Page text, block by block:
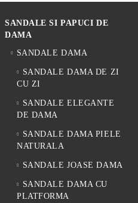
SANDALE SI PAPUCI DE
DAMA
SANDALE DAMA
SANDALE DAMA DE ZI
CU ZI
SANDALE ELEGANTE
DE DAMA
SANDALE DAMA PIELE
NATURALA
SANDALE JOASE DAMA
SANDALE DAMA CU
PLATFORMA